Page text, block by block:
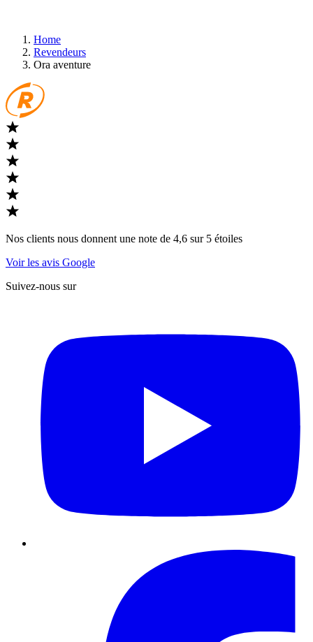
Home
Revendeurs
Ora aventure
Nos clients nous donnent une note de 4,6 sur 5 étoiles
Voir les avis Google
Suivez-nous sur